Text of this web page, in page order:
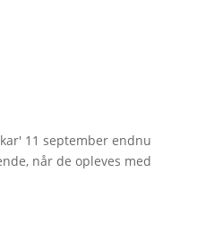
11 september endnu
når de opleves med